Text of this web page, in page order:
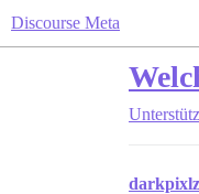
Discourse Meta
darkpixlz